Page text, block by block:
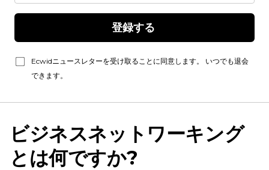
Ecwidニュースレターを受け取ることに同意します。 いつでも退会
できます。
ビジネスネットワーキング
とは何ですか?